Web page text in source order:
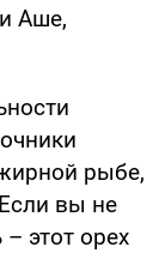
Аше,
рыбе,
вы не
этот орех